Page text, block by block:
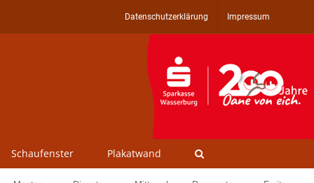
Datenschutzerklärung Impressum
Schaufenster Plakatwand